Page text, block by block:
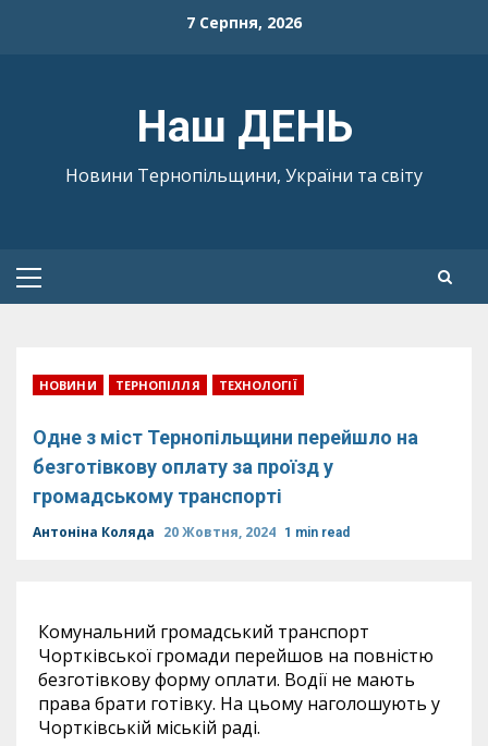
7 Серпня, 2026
Наш ДЕНЬ
Новини Тернопільщини, України та світу
Primary
НОВИНИ ТЕРНОПІЛЛЯ ТЕХНОЛОГІЇ
Одне з міст Тернопільщини перейшло на
безготівкову оплату за проїзд у
громадському транспорті
Антоніна Коляда 20 Жовтня, 2024 1 min read
Комунальний громадський транспорт
Чортківської громади перейшов на повністю
безготівкову форму оплати. Водії не мають
права брати готівку. На цьому наголошують у
Чортківській міській раді.